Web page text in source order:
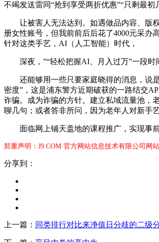
不竭发送雷同“抢到享受两折优惠”“只剩最
让被害人无法达到。如遇做品内容、版权
册女性账号，但我前前后后花了4000元采办
针对这类手艺，AI（人工智能）时代，
深夜，”“轻松把握AI、月入过万”一段时
还能够用一些只要家庭晓得的消息，说是
密度”，这是浦东警方近期破获的一路结交
诈骗。成为诈骗的方针。建立私域流量池，
聊几句；或者答非所问，因为老年人对新手
面临网上铺天盖地的课程推广，实现事前
郑重声明：J9.COM·官方网站信息技术有限公司网
分享到：
上一篇： 同类排行对比来净值日分歧的二级